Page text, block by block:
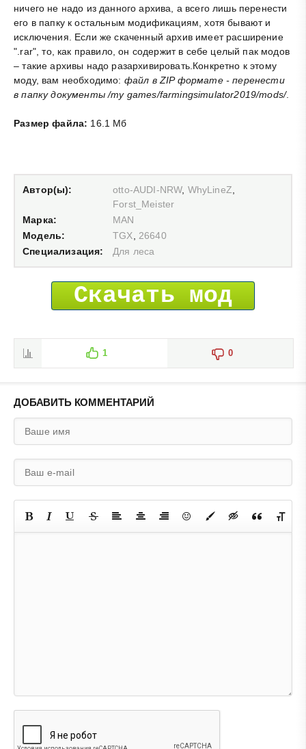
ничего не надо из данного архива, а всего лишь перенести
его в папку к остальным модификациям, хотя бывают и
исключения. Если же скаченный архив имеет расширение
".rar", то, как правило, он содержит в себе целый пак модов
– такие архивы надо разархивировать.Конкретно к этому
моду, вам необходимо: файл в ZIP формате - перенести
в папку документы /my games/farmingsimulator2019/mods/.
Размер файла: 16.1 Мб
Автор(ы): otto-AUDI-NRW, WhyLineZ
Forst_Meister
Марка:
MAN
Модель:
TGX
26640
Специализация:
Для леса
Скачать мод
1 0
ДОБАВИТЬ КОММЕНТАРИЙ